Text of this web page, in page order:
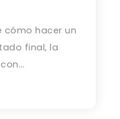
cómo hacer un
final, la